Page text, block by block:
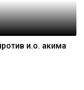
и.о. акима